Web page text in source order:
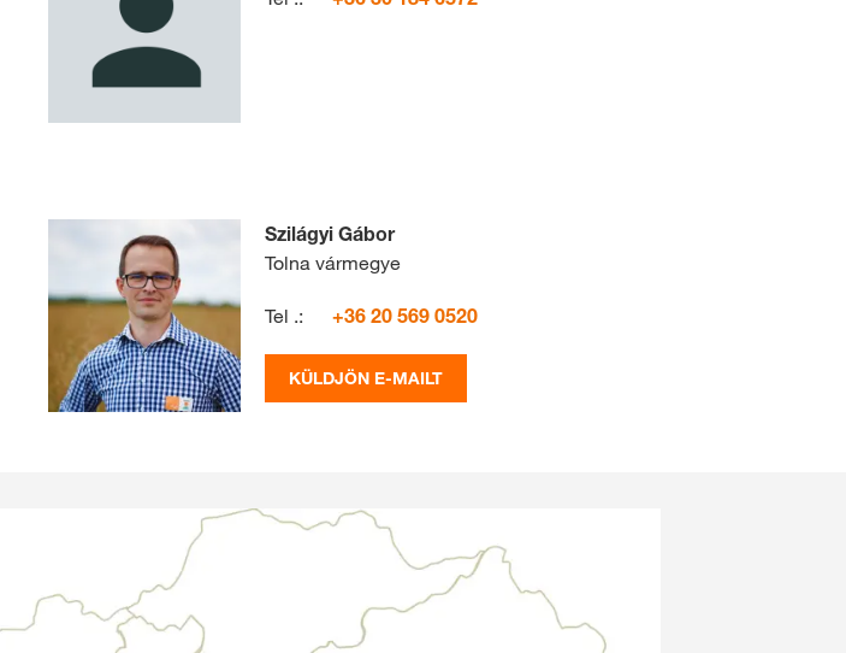
Szilágyi Gábor
Tolna vármegye
Tel .: +36 20 569 0520
KÜLDJÖN E-MAILT